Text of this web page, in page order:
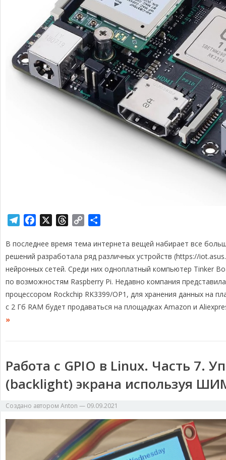
l
e
g
r
a
m
c
e
b
o
o
k
r
e
a
d
s
p
y
L
i
n
k
п
р
а
в
и
т
В последнее время тема интернета вещей набирает все
решений разработала ряд различных устройств (https://
нейронных сетей. Среди них одноплатный компьютер Tinker
по возможностям Raspberry Pi. Недавно компания
процессором Rockchip RK3399/OP1, для хранения данных на
с 2 Гб RAM будет продаваться на площадках Amazon и
»
Работа с GPIO в Linux. Часть 7.
(backlight) экрана используя
Создано автором Anton — 09.09.2021